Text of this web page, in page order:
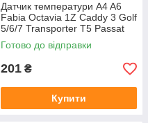
Датчик температури A4 A6
Fabia Octavia 1Z Caddy 3 Golf
5/6/7 Transporter T5 Passat
B6 (колір сірий)
Готово до відправки
201 ₴
Купити